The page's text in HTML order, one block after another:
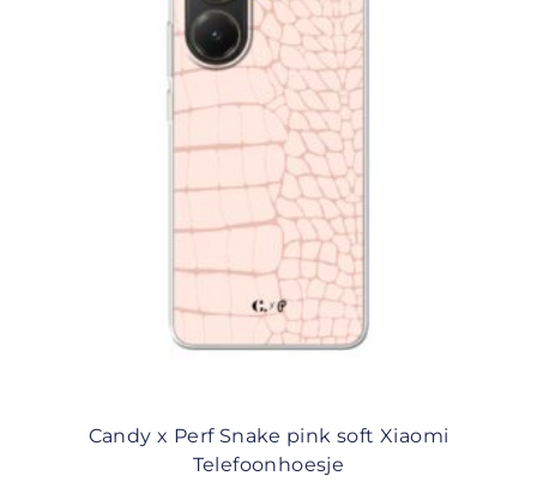
Candy x Perf Snake pink soft Xiaomi
Telefoonhoesje